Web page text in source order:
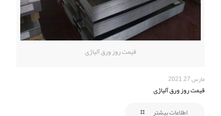
قیمت روز ورق آلیاژی
مارس 27, 2021
قیمت روز ورق آلیاژی
اطلاعات بیشتر